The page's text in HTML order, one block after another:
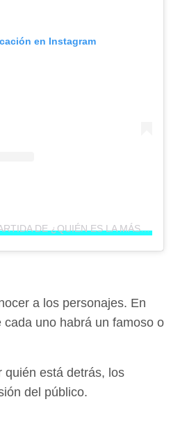
en Instagram
UNA PUBLICACIÓN COMPARTIDA DE ¿QUIÉN ES LA MÁSCARA? (@QUIENESLAMASCARA)
a los personajes. En
uno habrá un famoso o
quién está detrás, los
del público.